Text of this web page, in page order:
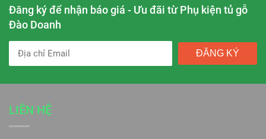
Đăng ký để nhận báo giá - Ưu đãi từ Phụ kiện tủ gỗ
Đào Doanh
ĐĂNG KÝ
LIÊN HỆ